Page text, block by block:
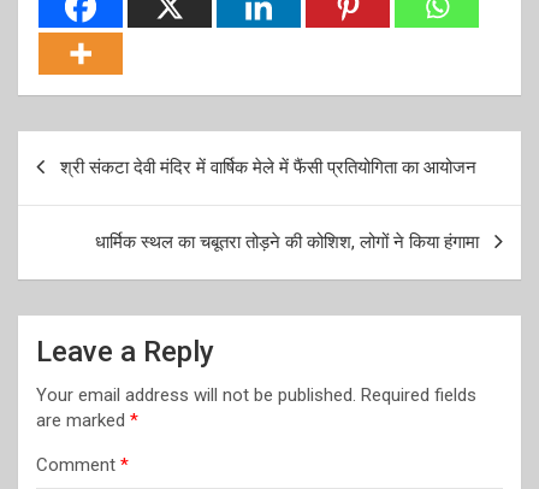
Post
navigation
श्री संकटा देवी मंदिर में वार्षिक मेले में फैंसी प्रतियोगिता का आयोजन
धार्मिक स्थल का चबूतरा तोड़ने की कोशिश, लोगों ने किया हंगामा
Leave a Reply
Your email address will not be published. Required fields
are marked *
Comment *